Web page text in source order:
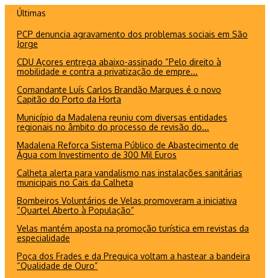
conteúdo
Últimas
PCP denuncia agravamento dos problemas sociais em São
Jorge
CDU Açores entrega abaixo-assinado “Pelo direito à
mobilidade e contra a privatização de empre...
Comandante Luís Carlos Brandão Marques é o novo
Capitão do Porto da Horta
Município da Madalena reuniu com diversas entidades
regionais no âmbito do processo de revisão do...
Madalena Reforça Sistema Público de Abastecimento de
Água com Investimento de 300 Mil Euros
Calheta alerta para vandalismo nas instalações sanitárias
municipais no Cais da Calheta
Bombeiros Voluntários de Velas promoveram a iniciativa
“Quartel Aberto à População”
Velas mantém aposta na promoção turística em revistas da
especialidade
Poça dos Frades e da Preguiça voltam a hastear a bandeira
“Qualidade de Ouro”